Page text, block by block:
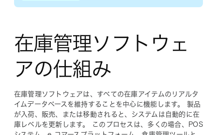
在庫管理ソフトウェ
アの仕組み
在庫管理ソフトウェアは、すべての在庫アイテムのリアルタ
イムデータベースを維持することを中心に機能します。 製品
が入荷、販売、または移動されると、システムは自動的に在
庫レベルを更新します。 このプロセスは、多くの場合、POS